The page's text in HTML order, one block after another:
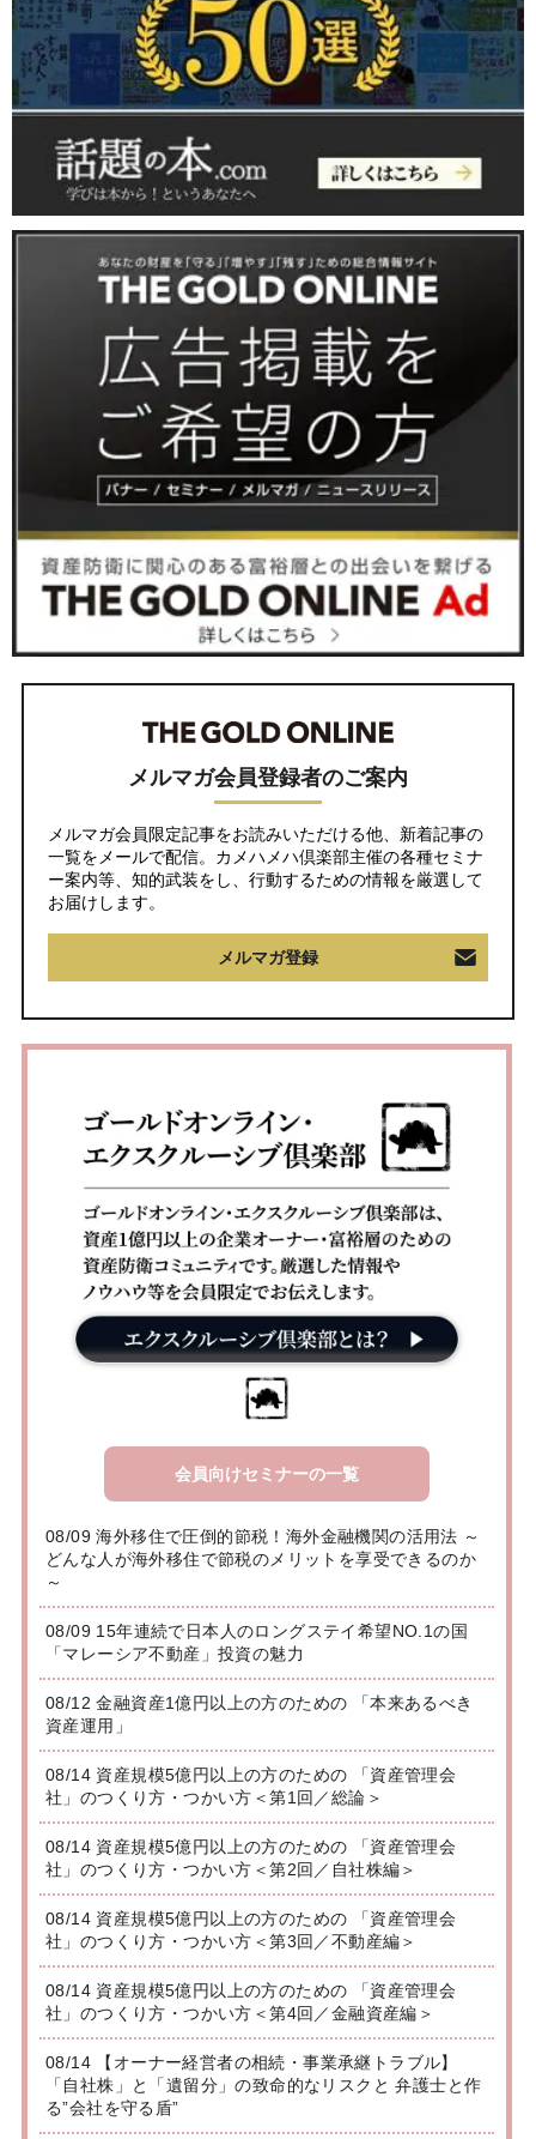
メルマガ会員登録者のご案内
メルマガ会員限定記事をお読みいただける他、新着記事の
一覧をメールで配信。カメハメハ倶楽部主催の各種セミナ
ー案内等、知的武装をし、行動するための情報を厳選して
お届けします。
メルマガ登録
会員向けセミナーの一覧
08/09 海外移住で圧倒的節税！海外金融機関の活用法 ～
どんな人が海外移住で節税のメリットを享受できるのか
～
08/09 15年連続で日本人のロングステイ希望NO.1の国
「マレーシア不動産」投資の魅力
08/12 金融資産1億円以上の方のための 「本来あるべき
資産運用」
08/14 資産規模5億円以上の方のための 「資産管理会
社」のつくり方・つかい方＜第1回／総論＞
08/14 資産規模5億円以上の方のための 「資産管理会
社」のつくり方・つかい方＜第2回／自社株編＞
08/14 資産規模5億円以上の方のための 「資産管理会
社」のつくり方・つかい方＜第3回／不動産編＞
08/14 資産規模5億円以上の方のための 「資産管理会
社」のつくり方・つかい方＜第4回／金融資産編＞
08/14 【オーナー経営者の相続・事業承継トラブル】
「自社株」と「遺留分」の致命的なリスクと 弁護士と作
る”会社を守る盾”